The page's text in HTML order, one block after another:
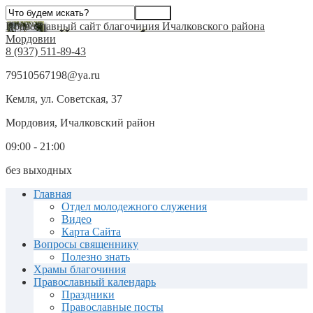
Православный сайт благочиния Ичалковского района
Мордовии
8 (937) 511-89-43
79510567198@ya.ru
Кемля, ул. Советская, 37
Мордовия, Ичалковский район
09:00 - 21:00
без выходных
Главная
Отдел молодежного служения
Видео
Карта Сайта
Вопросы священнику
Полезно знать
Храмы благочиния
Православный календарь
Праздники
Православные посты